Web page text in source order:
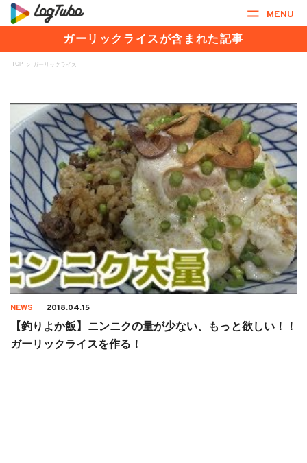
MENU
ガーリックライスが含まれた記事
TOP > ガーリックライス
NEWS 2018.04.15
【釣りよか飯】ニンニクの量が少ない、もっと欲しい！！
ガーリックライスを作る！